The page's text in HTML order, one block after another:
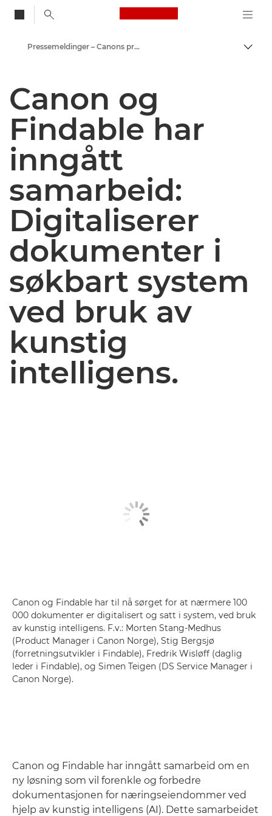
Canon Logo, back
Pressesenter
Pressemeldinger – Canons pressesenter
Canon og
Findable har
inngått
samarbeid:
Digitaliserer
dokumenter i
søkbart system
ved bruk av
kunstig
intelligens.
Canon og Findable har til nå sørget for at nærmere 100
000 dokumenter er digitalisert og satt i system, ved bruk
av kunstig intelligens. F.v.: Morten Stang-Medhus
(Product Manager i Canon Norge), Stig Bergsjø
(forretningsutvikler i Findable), Fredrik Wisløff (daglig
leder i Findable), og Simen Teigen (DS Service Manager i
Canon Norge).
Canon og Findable har inngått samarbeid om en
ny løsning som vil forenkle og forbedre
dokumentasjonen for næringseiendommer ved
hjelp av kunstig intelligens (AI). Dette samarbeidet